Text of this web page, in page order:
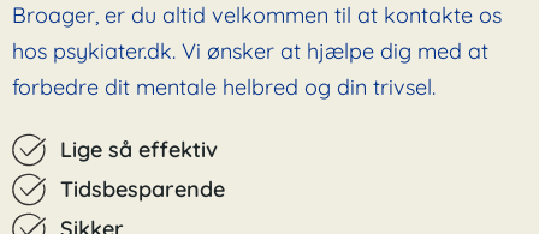
Broager, er du altid velkommen til at kontakte os
hos psykiater.dk. Vi ønsker at hjælpe dig med at
forbedre dit mentale helbred og din trivsel.
Lige så effektiv
Tidsbesparende